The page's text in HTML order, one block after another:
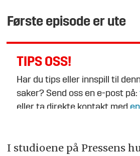
Første episode er ute
TIPS OSS!
Har du tips eller innspill til
saker? Send oss en e-post på:
eller ta direkte kontakt med
I studioene på Pressens